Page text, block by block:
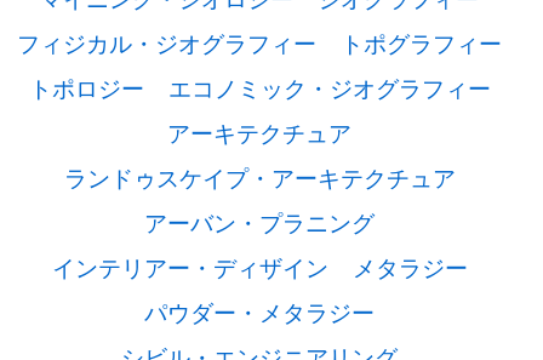
フィジカル・ジオグラフィー
トポグラフィー
トポロジー
エコノミック・ジオグラフィー
アーキテクチュア
ランドゥスケイプ・アーキテクチュア
アーバン・プラニング
インテリアー・ディザイン
メタラジー
パウダー・メタラジー